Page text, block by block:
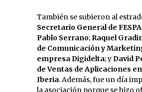
También se subieron al
Secretario General de
Pablo Serrano; Raquel
de Comunicación y
empresa Digidelta; yDavid
de Ventas de Aplicaciones en
Iberia. Además, fue un día
la asociación porque se hizo